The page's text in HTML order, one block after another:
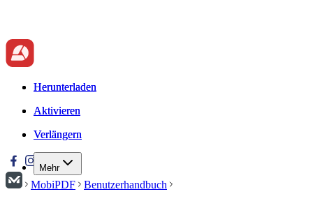
Herunterladen
Aktivieren
Verlängern
Mehr
Herunterladen
Aktivieren
Verlängern
MobiPDF
Benutzerhandbuch